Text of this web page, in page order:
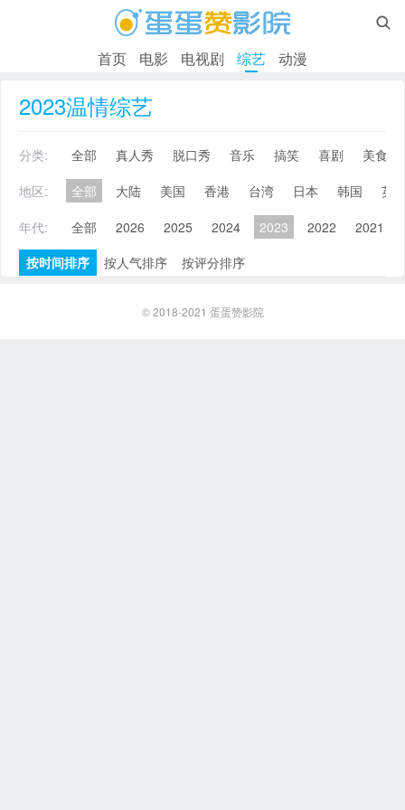

首页 电影 电视剧 综艺 动漫
2023温情综艺
分类: 全部 真人秀 脱口秀 音乐 搞笑 喜剧
美食
地区:
全部 大陆 美国 香港 台湾 日本 韩国
英
年代:
全部 2026 2025 2024 2023 2022 2021
按时间排序
按人气排序 按评分排序
© 2018-2021 蛋蛋赞影院